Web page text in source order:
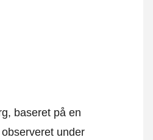
baseret på en
under